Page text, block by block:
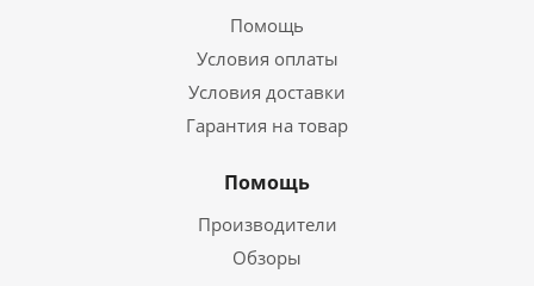
Помощь
Условия оплаты
Условия доставки
Гарантия на товар
Помощь
Производители
Обзоры